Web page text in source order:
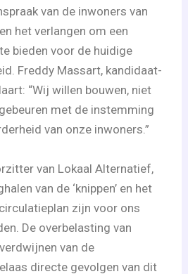
van de inwoners van
het verlangen om een
bieden voor de huidige
Freddy Massart, kandidaat-
“Wij willen bouwen, niet
met de instemming
van onze inwoners.”
van Lokaal Alternatief,
van de ‘knippen’ en het
zijn voor ons
De overbelasting van
van de
directe gevolgen van dit